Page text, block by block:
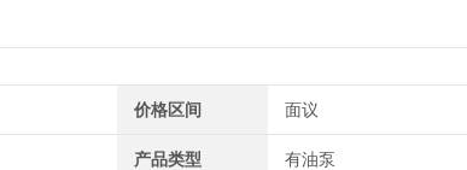
价格区间 面议
产品类型 有油泵